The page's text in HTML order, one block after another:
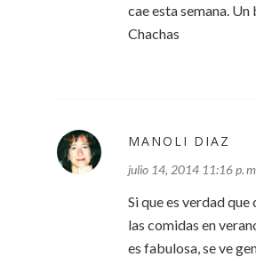
cae esta semana. Un
Chachas
MANOLI DIAZ
julio 14, 2014 11:16 p.
Si que es verdad
las comidas en
es fabulosa, se ve